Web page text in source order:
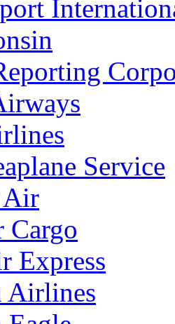
Service
Air
Express
Airlines